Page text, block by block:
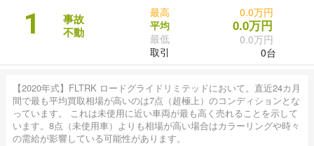
1
事故
不動
最高
平均
最低
取引
0.0万円
0.0万円
0.0万円
0台
【2020年式】FLTRK ロードグライドリミテッドにおいて。直近24カ月
間で最も平均買取相場が高いのは7点（超極上）のコンディションとな
っています。 これは未使用に近い車両が最も高く売れることを示して
います。8点（未使用車）よりも相場が高い場合はカラーリングや時々
の需給が影響している可能性があります。